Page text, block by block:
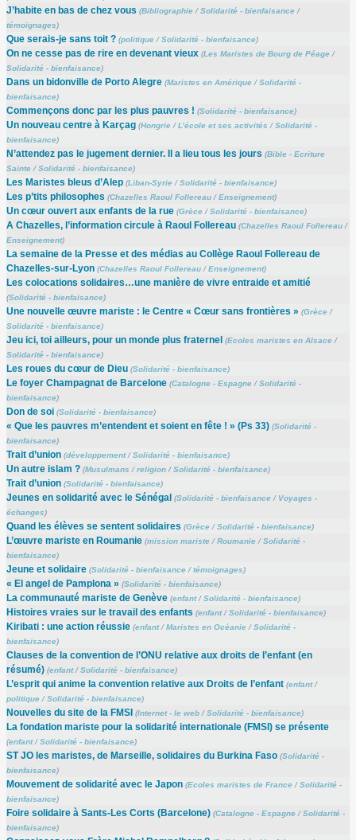
J’habite en bas de chez vous (Bibliographie/Solidarité - bienfaisance/
témoignages)
Que serais-je sans toit ? (politique/Solidarité - bienfaisance)
On ne cesse pas de rire en devenant vieux (Les Maristes de Bourg de Péage/
Solidarité - bienfaisance)
Dans un bidonville de Porto Alegre (Maristes en Amérique/Solidarité -
bienfaisance)
Commençons donc par les plus pauvres ! (Solidarité - bienfaisance)
Un nouveau centre à Karçag (Hongrie/L’école et ses activités /Solidarité -
bienfaisance)
N’attendez pas le jugement dernier. Il a lieu tous les jours (Bible - Ecriture
Sainte/Solidarité - bienfaisance)
Les Maristes bleus d’Alep (Liban-Syrie/Solidarité - bienfaisance)
Les p’tits philosophes (Chazelles Raoul Follereau/Enseignement)
Un cœur ouvert aux enfants de la rue (Grèce/Solidarité - bienfaisance)
A Chazelles, l’information circule à Raoul Follereau (Chazelles Raoul Follereau/
Enseignement)
La semaine de la Presse et des médias au Collège Raoul Follereau de
Chazelles-sur-Lyon (Chazelles Raoul Follereau/Enseignement)
Les colocations solidaires…une manière de vivre entraide et amitié
(Solidarité - bienfaisance)
Une nouvelle œuvre mariste : le Centre « Cœur sans frontières » (Grèce/
Solidarité - bienfaisance)
Jeu ici, toi ailleurs, pour un monde plus fraternel (Ecoles maristes en Alsace/
Solidarité - bienfaisance)
Les roues du cœur de Dieu (Solidarité - bienfaisance)
Le foyer Champagnat de Barcelone (Catalogne - Espagne/Solidarité -
bienfaisance)
Don de soi (Solidarité - bienfaisance)
« Que les pauvres m’entendent et soient en fête ! » (Ps 33) (Solidarité -
bienfaisance)
Trait d’union (développement/Solidarité - bienfaisance)
Un autre islam ? (Musulmans /religion/Solidarité - bienfaisance)
Trait d’union (Solidarité - bienfaisance)
Jeunes en solidarité avec le Sénégal (Solidarité - bienfaisance/ Voyages -
échanges)
Quand les élèves se sentent solidaires (Grèce/Solidarité - bienfaisance)
L’œuvre mariste en Roumanie (mission mariste/Roumanie/Solidarité -
bienfaisance)
Jeune et solidaire (Solidarité - bienfaisance/témoignages)
« El angel de Pamplona » (Solidarité - bienfaisance)
La communauté mariste de Genève (enfant/Solidarité - bienfaisance)
Histoires vraies sur le travail des enfants (enfant/Solidarité - bienfaisance)
Kiribati : une action réussie (enfant/Maristes en Océanie/Solidarité -
bienfaisance)
Clauses de la convention de l’ONU relative aux droits de l’enfant (en
résumé) (enfant/Solidarité - bienfaisance)
L’esprit qui anime la convention relative aux Droits de l’enfant (enfant/
politique/Solidarité - bienfaisance)
Nouvelles du site de la FMSI (Internet - le web/Solidarité - bienfaisance)
La fondation mariste pour la solidarité internationale (FMSI) se présente
(enfant/Solidarité - bienfaisance)
ST JO les maristes, de Marseille, solidaires du Burkina Faso (Solidarité -
bienfaisance)
Mouvement de solidarité avec le Japon (Ecoles maristes de France/Solidarité -
bienfaisance)
Foire solidaire à Sants-Les Corts (Barcelone) (Catalogne - Espagne/Solidarité -
bienfaisance)